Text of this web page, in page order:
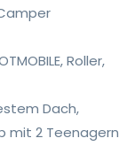
Roller,
Dach,
mit 2 Teenagern